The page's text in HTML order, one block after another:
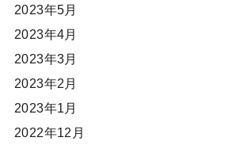
2023年5月
2023年4月
2023年3月
2023年2月
2023年1月
2022年12月